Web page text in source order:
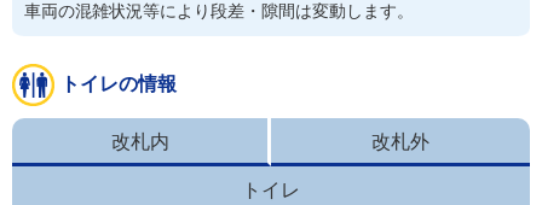
車両の混雑状況等により段差・隙間は変動します。
トイレの情報
改札内 改札外
トイレ